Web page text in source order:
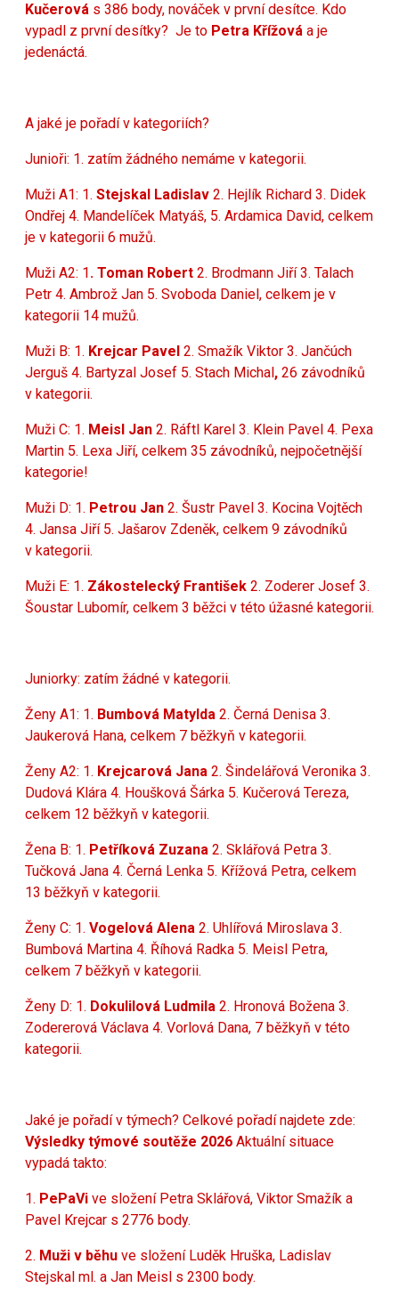
Kučerová s 386 body, nováček v první desítce. Kdo
vypadl z první desítky? Je to Petra Křížová a je
jedenáctá.
A jaké je pořadí v kategoriích?
Junioři: 1. zatím žádného nemáme v kategorii.
Muži A1: 1. Stejskal Ladislav 2. Hejlík Richard 3. Didek
Ondřej 4. Mandelíček Matyáš, 5. Ardamica David, celkem
je v kategorii 6 mužů.
Muži A2: 1 . Toman Robert 2. Brodmann Jiří 3. Talach
Petr 4. Ambrož Jan 5. Svoboda Daniel, celkem je v
kategorii 14 mužů.
Muži B: 1. Krejcar Pavel 2. Smažík Viktor 3. Jančúch
Jerguš 4. Bartyzal Josef 5. Stach Michal , 26 závodníků
v kategorii.
Muži C: 1. Meisl Jan 2. Ráftl Karel 3. Klein Pavel 4. Pexa
Martin 5. Lexa Jiří, celkem 35 závodníků, nejpočetnější
kategorie!
Muži D: 1. Petrou Jan 2. Šustr Pavel 3. Kocina Vojtěch
4. Jansa Jiří 5. Jašarov Zdeněk, celkem 9 závodníků
v kategorii.
Muži E: 1. Zákostelecký František 2. Zoderer Josef 3.
Šoustar Lubomír, celkem 3 běžci v této úžasné kategorii.
Juniorky: zatím žádné v kategorii.
Ženy A1: 1. Bumbová Matylda 2. Černá Denisa 3.
Jaukerová Hana, celkem 7 běžkyň v kategorii.
Ženy A2: 1. Krejcarová Jana 2. Šindelářová Veronika 3.
Dudová Klára 4. Houšková Šárka 5. Kučerová Tereza,
celkem 12 běžkyň v kategorii.
Žena B: 1. Petříková Zuzana 2. Sklářová Petra 3.
Tučková Jana 4. Černá Lenka 5. Křížová Petra, celkem
13 běžkyň v kategorii.
Ženy C: 1. Vogelová Alena 2. Uhlířová Miroslava 3.
Bumbová Martina 4. Říhová Radka 5. Meisl Petra,
celkem 7 běžkyň v kategorii.
Ženy D: 1. Dokulilová Ludmila 2. Hronová Božena 3.
Zodererová Václava 4. Vorlová Dana, 7 běžkyň v této
kategorii.
Jaké je pořadí v týmech? Celkové pořadí najdete zde:
Výsledky týmové soutěže 2026 Aktuální situace
vypadá takto:
1. PePaVi ve složení Petra Sklářová, Viktor Smažík a
Pavel Krejcar s 2776 body.
2. Muži v běhu ve složení Luděk Hruška, Ladislav
Stejskal ml. a Jan Meisl s 2300 body.